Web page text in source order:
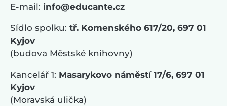
E-mail: info@educante.cz
Sídlo spolku: tř. Komenského 617/20, 697 01
Kyjov
(budova Městské knihovny)
Kancelář 1: Masarykovo náměstí 17/6, 697 01
Kyjov
(Moravská ulička)